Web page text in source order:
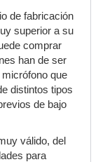
de fabricación
superior a su
comprar
han de ser
que
distintos tipos
de bajo
válido, del
para